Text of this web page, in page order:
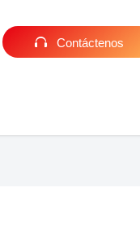
 Contáctenos